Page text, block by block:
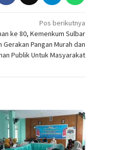
Pos berikutnya
ke 80, Kemenkum Sulbar
Gerakan Pangan Murah dan
Publik Untuk Masyarakat